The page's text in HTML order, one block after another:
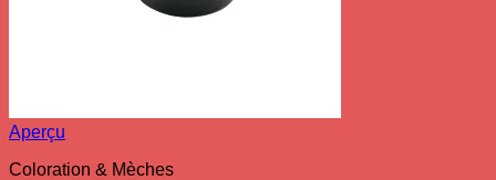
Aperçu
Coloration & Mèches